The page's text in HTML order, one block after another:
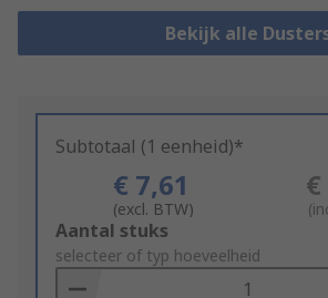
Bekijk alle
Subtotaal (1 eenheid)*
€ 7,61
(excl. BTW)
€
Add
to
Basket
Aantal stuks
selecteer of typ hoeveelheid